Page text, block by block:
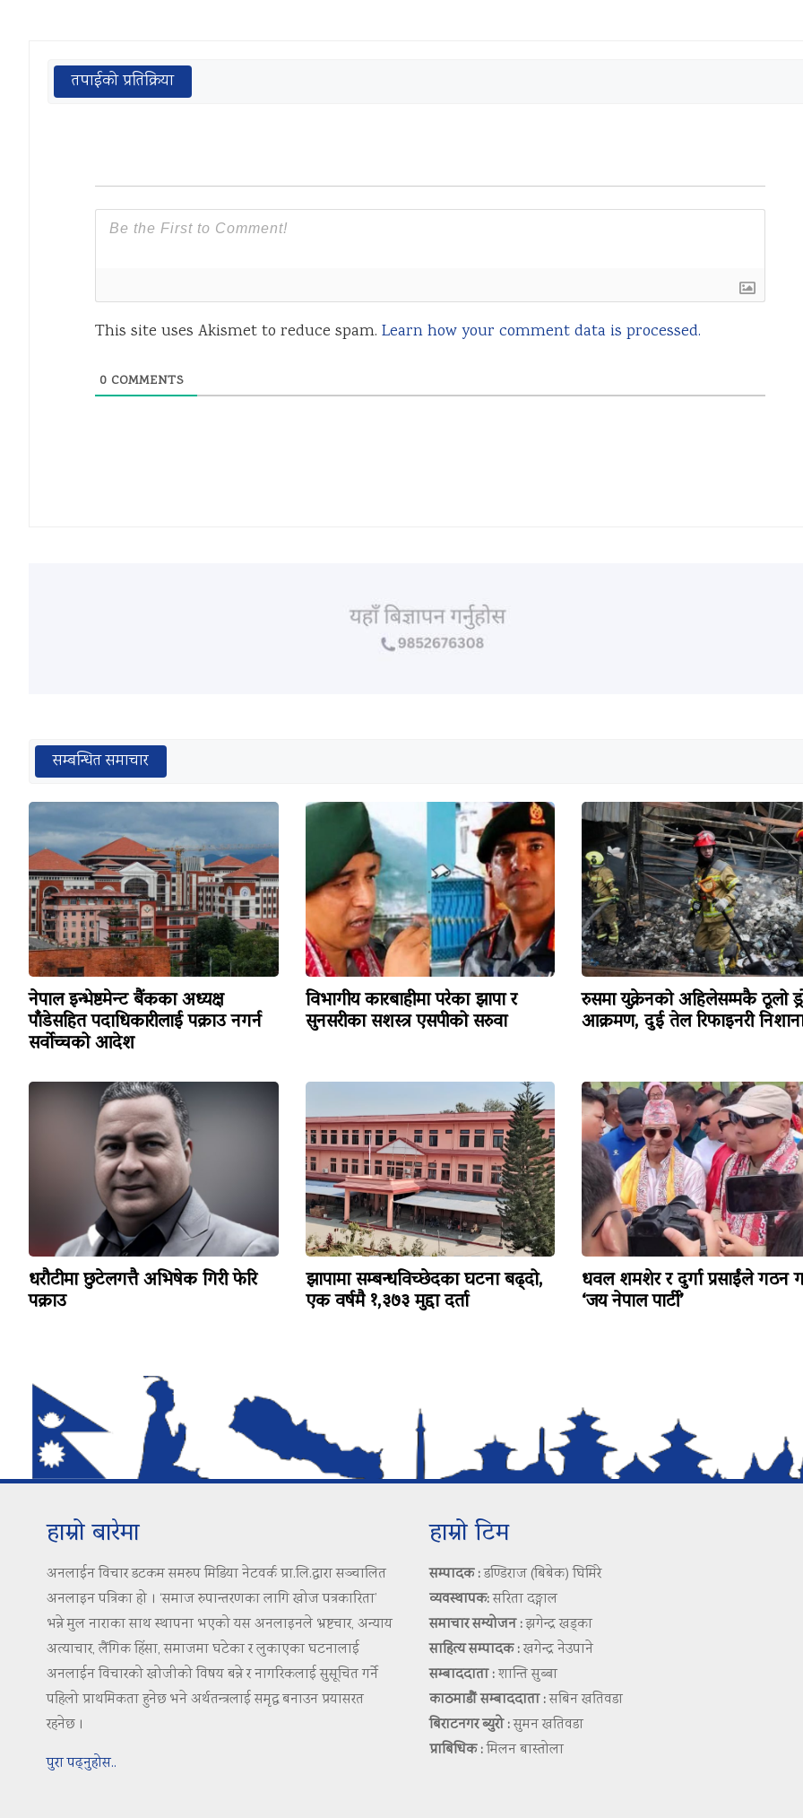
तपाईको प्रतिक्रिया
This site uses Akismet to reduce spam. Learn how your comment data is processed.
0 COMMENTS
सम्बन्धित समाचार
नेपाल इन्भेष्टमेन्ट बैंकका अध्यक्ष
पाँडेसहित पदाधिकारीलाई पक्राउ नगर्न
सर्वोच्चको आदेश
विभागीय कारबाहीमा परेका झापा र
सुनसरीका सशस्त्र एसपीको सरुवा
रुसमा युक्रेनको अहिलेसम्मकै ठूलो
आक्रमण, दुई तेल रिफाइनरी
धरौटीमा छुटेलगत्तै अभिषेक गिरी फेरि
पक्राउ
झापामा सम्बन्धविच्छेदका घटना बढ्दो,
एक वर्षमै १,३७३ मुद्दा दर्ता
धवल शमशेर र दुर्गा प्रसाईंले गठन
‘जय नेपाल पार्टी’
हाम्रो बारेमा
अनलाईन विचार डटकम समरुप मिडिया नेटवर्क प्रा.लि.द्वारा सञ्चालित
अनलाइन पत्रिका हो । ‘समाज रुपान्तरणका लागि खोज पत्रकारिता’
भन्ने मुल नाराका साथ स्थापना भएको यस अनलाइनले भ्रष्टचार, अन्याय
अत्याचार, लैंगिक हिंसा, समाजमा घटेका र लुकाएका घटनालाई
अनलाईन विचारको खोजीको विषय बन्ने र नागरिकलाई सुसूचित गर्ने
पहिलो प्राथमिकता हुनेछ भने अर्थतन्त्रलाई समृद्ध बनाउन प्रयासरत
रहनेछ ।
पुरा पढ्नुहोस..
हाम्रो टिम
सम्पादक :डण्डिराज (बिबेक) घिमिरे
व्यवस्थापक:सरिता दङ्गाल
समाचार सम्योजन :झगेन्द्र खड्का
साहित्य सम्पादक :खगेन्द्र नेउपाने
सम्बाददाता :शान्ति सुब्बा
काठमाडौं सम्बाददाता :सबिन खतिवडा
बिराटनगर ब्युरो :सुमन खतिवडा
प्राबिधिक :मिलन बास्तोला